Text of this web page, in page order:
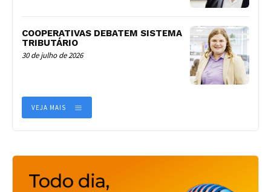
COOPERATIVAS DEBATEM SISTEMA
TRIBUTÁRIO
30 de julho de 2026
VEJA MAIS